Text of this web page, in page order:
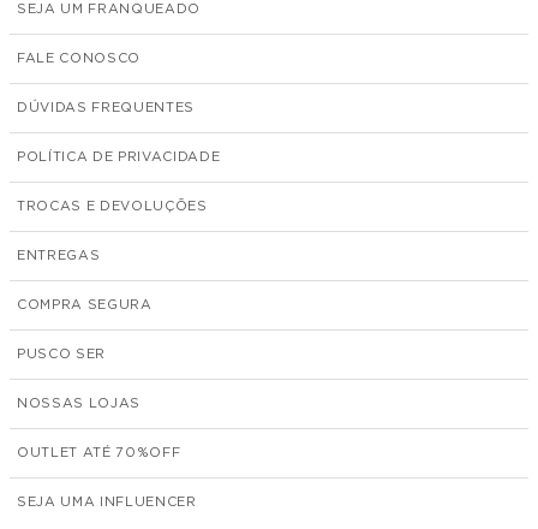
SEJA UM FRANQUEADO
FALE CONOSCO
DÚVIDAS FREQUENTES
POLÍTICA DE PRIVACIDADE
TROCAS E DEVOLUÇÕES
ENTREGAS
COMPRA SEGURA
PUSCO SER
NOSSAS LOJAS
OUTLET ATÉ 70%
SEJA UMA INFLUENCER